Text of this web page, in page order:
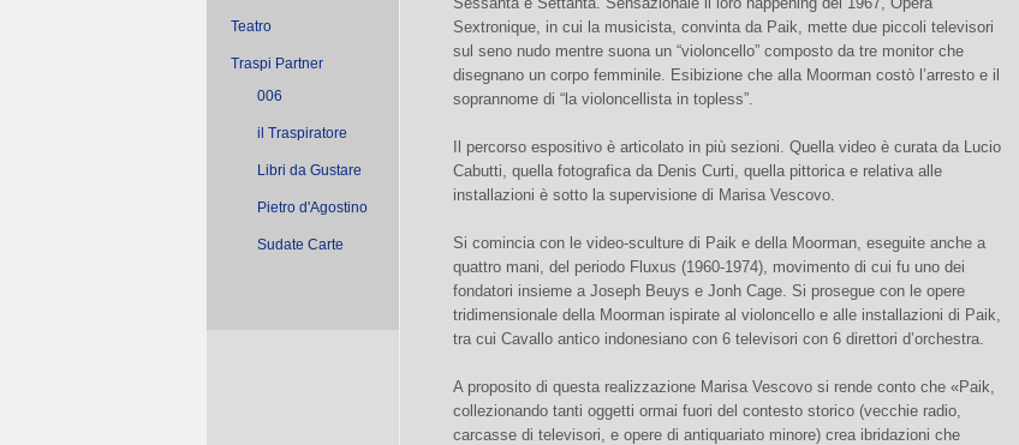
Teatro
Traspi Partner
006
il Traspiratore
Libri da Gustare
Pietro d'Agostino
Sudate Carte
Sextronique, in cui la musicista, convinta da Paik, mette due piccoli televisori
sul seno nudo mentre suona un “violoncello” composto da tre monitor che
disegnano un corpo femminile. Esibizione che alla Moorman costò l’arresto e il
soprannome di “la violoncellista in topless”.
Il percorso espositivo è articolato in più sezioni. Quella video è curata da Lucio
Cabutti, quella fotografica da Denis Curti, quella pittorica e relativa alle
installazioni è sotto la supervisione di Marisa Vescovo.
Si comincia con le video-sculture di Paik e della Moorman, eseguite anche a
quattro mani, del periodo Fluxus (1960-1974), movimento di cui fu uno dei
fondatori insieme a Joseph Beuys e Jonh Cage. Si prosegue con le opere
tridimensionale della Moorman ispirate al violoncello e alle installazioni di Paik,
tra cui Cavallo antico indonesiano con 6 televisori con 6 direttori d’orchestra.
A proposito di questa realizzazione Marisa Vescovo si rende conto che «Paik,
collezionando tanti oggetti ormai fuori del contesto storico (vecchie radio,
carcasse di televisori, e opere di antiquariato minore) crea ibridazioni che